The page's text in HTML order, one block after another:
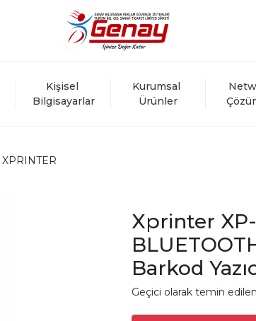
Kişisel
Bilgisayarlar
Kurumsal
Ürünler
XPRINTER
Xprinter
Barkod
Geçici olarak temin